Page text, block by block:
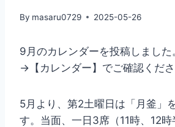
By masaru0729 2025-05-26
9月のカレンダーを投稿しました
→【カレンダー】でご確認くださ
5月より、第2土曜日は「月釜」
す。当面、一日3席（11時、12